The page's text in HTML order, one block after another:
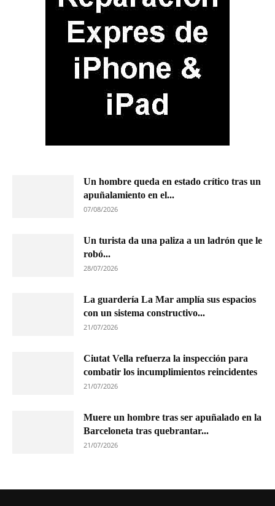
Un hombre queda en estado crítico tras un
apuñalamiento en el...
07/08/2026
Un turista da una paliza a un ladrón que le
robó...
28/07/2026
La guardería La Mar amplía sus espacios
con un sistema constructivo...
21/07/2026
Ciutat Vella refuerza la inspección para
combatir los incumplimientos reincidentes
21/07/2026
Muere un hombre tras ser apuñalado en la
Barceloneta tras quebrantar...
21/07/2026